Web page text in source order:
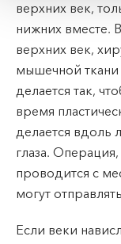
верхних век,
нижних вместе.
верхних век,
мышечной
делается так,
время
делается вдоль
глаза.
проводится с
могут
Если веки